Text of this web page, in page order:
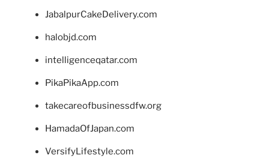
JabalpurCakeDelivery.com
halobjd.com
intelligenceqatar.com
PikaPikaApp.com
takecareofbusinessdfw.org
HamadaOfJapan.com
VersifyLifestyle.com